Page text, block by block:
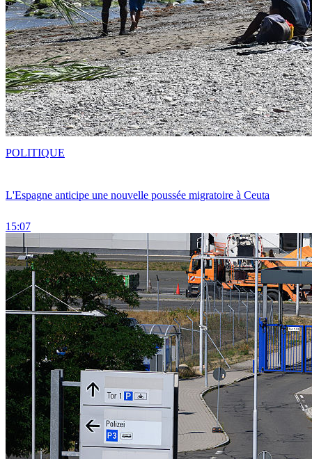
L'Espagne anticipe une nouvelle poussée migratoire à Ceuta
15:07
POLITIQUE